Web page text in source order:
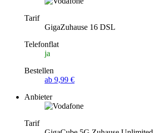
Tarif
GigaZuhause 16 DSL
Telefonflat
ja
Bestellen
ab 9,99 €
Anbieter
Tarif